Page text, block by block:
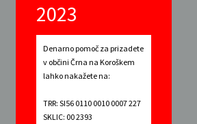
2023
Denarno pomoč za prizadete
v občini Črna na Koroškem
lahko nakažete na:
TRR: SI56 0110 0010 0007 227
SKLIC: 00 2393